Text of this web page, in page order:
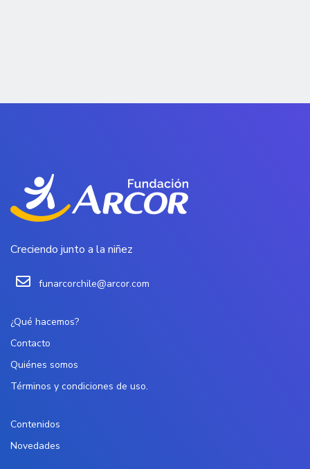
Creciendo junto a la niñez
funarcorchile@arcor.com
¿Qué hacemos?
Contacto
Quiénes somos
Términos y condiciones de uso.
Contenidos
Novedades